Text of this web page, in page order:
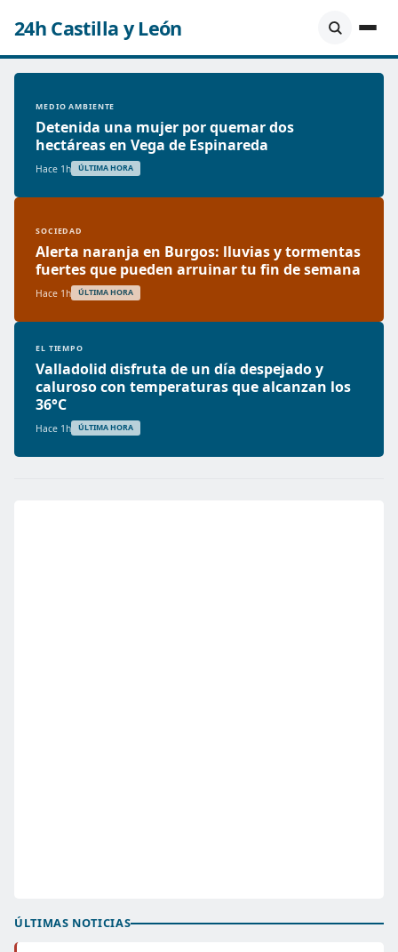
24h Castilla y León
MEDIO AMBIENTE
Detenida una mujer por quemar dos
hectáreas en Vega de Espinareda
Hace 1h ÚLTIMA HORA
SOCIEDAD
Alerta naranja en Burgos: lluvias y tormentas
fuertes que pueden arruinar tu fin de semana
Hace 1h ÚLTIMA HORA
EL TIEMPO
Valladolid disfruta de un día despejado y
caluroso con temperaturas que alcanzan los
36°C
Hace 1h ÚLTIMA HORA
ÚLTIMAS NOTICIAS